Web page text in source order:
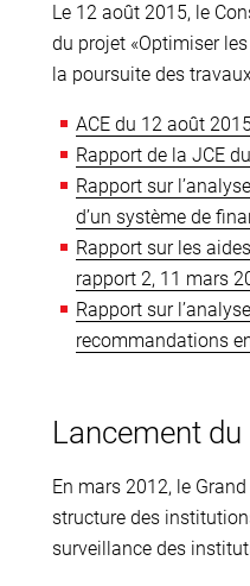
Le 12 août 2015, le
du projet «Optimiser
la poursuite des
ACE du 12 août
Rapport de la JCE
Rapport sur
d’un système de
Rapport sur les
rapport 2, 11 mars
Rapport sur
recommandations
Lancement
En mars 2012, le
structure des
surveillance des